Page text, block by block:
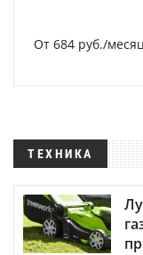
От 684 руб./
ТЕХНИКА